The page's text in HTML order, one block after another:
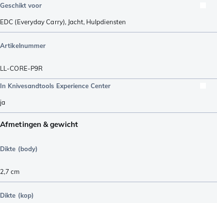
Geschikt voor
EDC (Everyday Carry), Jacht, Hulpdiensten
Artikelnummer
LL-CORE-P9R
In Knivesandtools Experience Center
ja
Afmetingen & gewicht
Dikte (body)
2,7 cm
Dikte (kop)